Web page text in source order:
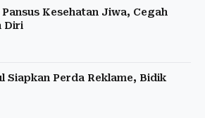
Kesehatan Jiwa, Cegah
Diri
Siapkan Perda Reklame, Bidik